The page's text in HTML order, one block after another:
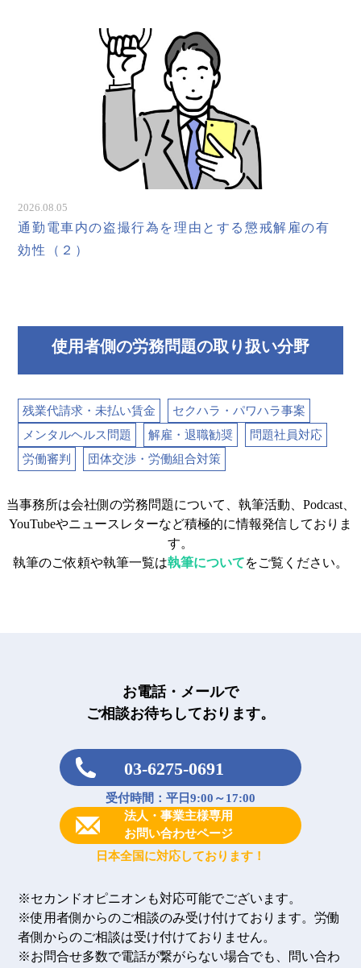
2026.08.05
通勤電車内の盗撮行為を理由とする懲戒解雇の有
効性（２）
使用者側の労務問題の取り扱い分野
残業代請求・未払い賃金
セクハラ・パワハラ事案
メンタルヘルス問題
解雇・退職勧奨
問題社員対応
労働審判
団体交渉・労働組合対策
当事務所は会社側の労務問題について、執筆活動、Podcast、
YouTubeやニュースレターなど積極的に情報発信しておりま
す。
執筆のご依頼や執筆一覧は執筆についてをご覧ください。
お電話・メールで
ご相談お待ちしております。
03-6275-0691
受付時間：平日9:00～17:00
法人・事業主様専用
お問い合わせページ
日本全国に対応しております！
※セカンドオピニオンも対応可能でございます。
※使用者側からのご相談のみ受け付けております。労働
者側からのご相談は受け付けておりません。
※お問合せ多数で電話が繋がらない場合でも、問い合わ